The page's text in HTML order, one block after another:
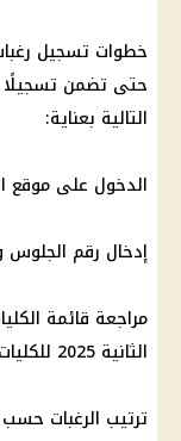
خطوات تسجيل رغبات
حتى تضمن تسجيلًا
التالية بعناية:
الدخول على موقع
إدخال رقم الجلوس
مراجعة قائمة
الثانية 2025 للكليات.
ترتيب الرغبات حسب